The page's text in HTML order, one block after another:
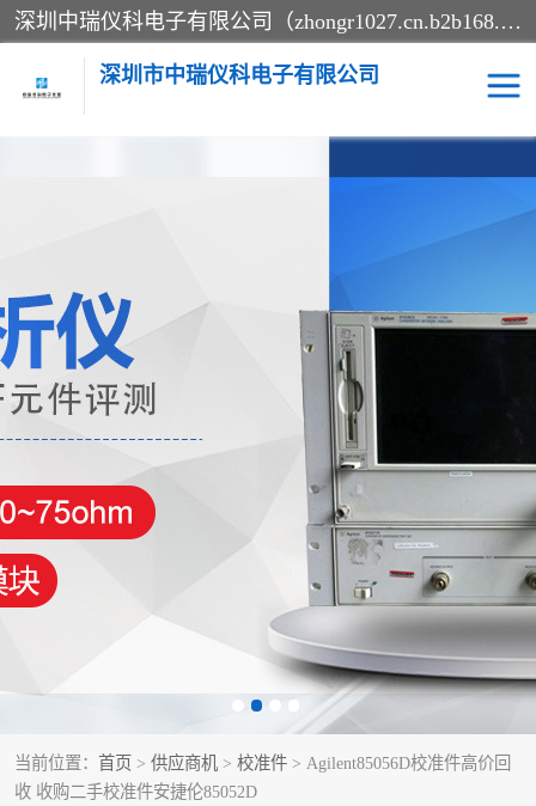
深圳中瑞仪科电子有限公司（zhongr1027.cn.b2b168.com）主要从事回收二手仪器，工厂仪器，回收示波器，KeysightE4980A，FLUKE754，MT8852B，IFR3920，Agilent N4010A，MT8852B等业务，全国统一热线：13570873835。深圳中瑞仪科电子有限公司整批或单出，专业评估高价回收工厂闲置仪器。
深圳市中瑞仪科电子有限公司
当前位置： 首页 > 供应商机 > 校准件 > Agilent85056D校准件高价回
收 收购二手校准件安捷伦85052D
电阻-功率计 频谱分析仪
万用表 综合测试仪
蓝牙测试仪 网络分析仪
过程校验仪 电桥测试仪
泰克示波器 电池测试仪
函数信号发生器
校准件
阻抗分析仪
音频分析仪